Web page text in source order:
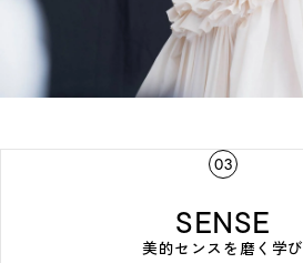
03
SENSE
美的センスを磨く学び